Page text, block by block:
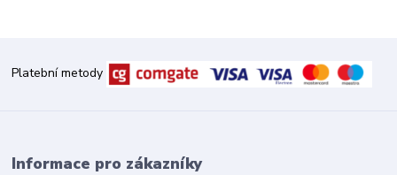
Platební metody
Informace pro zákazníky